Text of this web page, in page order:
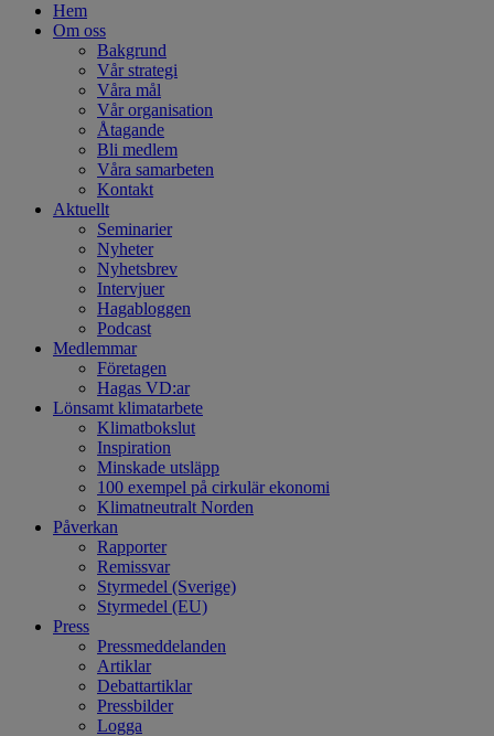
Hem
Om oss
Bakgrund
Vår strategi
Våra mål
Vår organisation
Åtagande
Bli medlem
Våra samarbeten
Kontakt
Aktuellt
Seminarier
Nyheter
Nyhetsbrev
Intervjuer
Hagabloggen
Podcast
Medlemmar
Företagen
Hagas VD:ar
Lönsamt klimatarbete
Klimatbokslut
Inspiration
Minskade utsläpp
100 exempel på cirkulär ekonomi
Klimatneutralt Norden
Påverkan
Rapporter
Remissvar
Styrmedel (Sverige)
Styrmedel (EU)
Press
Pressmeddelanden
Artiklar
Debattartiklar
Pressbilder
Logga